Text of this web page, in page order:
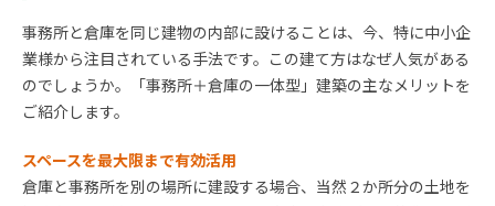
事務所と倉庫を同じ建物の内部に設けることは、今、特に中小企
業様から注目されている手法です。この建て方はなぜ人気がある
のでしょうか。「事務所＋倉庫の一体型」建築の主なメリットを
ご紹介します。
スペースを最大限まで有効活用
倉庫と事務所を別の場所に建設する場合、当然２か所分の土地を